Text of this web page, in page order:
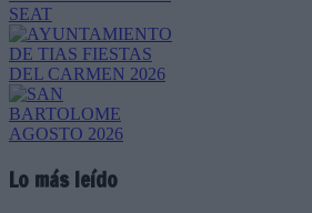
Lo más leído